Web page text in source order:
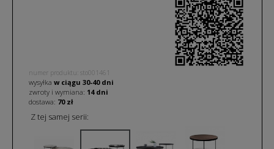
numer produktu: sto001461
wysyłka w ciągu 30-40dni
zwroty i wymiana: 14 dni
dostawa: 70 zł
Z tej samej serii: